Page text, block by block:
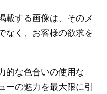
載する画像は、そのメ
なく、お客様の欲求を
的な色合いの使用な
ーの魅力を最大限に引